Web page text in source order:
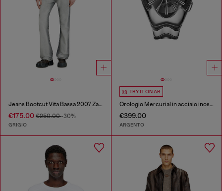
Jeans Bootcut Vita Bassa 2007 Zatiny
€175.00 €250.00-30%
GRIGIO
TRY IT ON AR
Orologio Mercurial in acciaio inossidabile
€399.00
ARGENTO